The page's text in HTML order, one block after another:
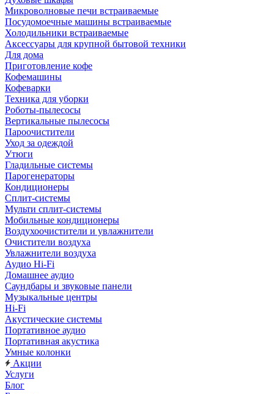
Микроволновые печи встраиваемые
Посудомоечные машины встраиваемые
Холодильники встраиваемые
Аксессуары для крупной бытовой техники
Для дома
Приготовление кофе
Кофемашины
Кофеварки
Техника для уборки
Роботы-пылесосы
Вертикальные пылесосы
Пароочистители
Уход за одеждой
Утюги
Гладильные системы
Парогенераторы
Кондиционеры
Сплит-системы
Мульти сплит-системы
Мобильные кондиционеры
Воздухоочистители и увлажнители
Очистители воздуха
Увлажнители воздуха
Аудио Hi-Fi
Домашнее аудио
Саундбары и звуковые панели
Музыкальные центры
Hi-Fi
Акустические системы
Портативное аудио
Портативная акустика
Умные колонки
Акции
Услуги
Блог